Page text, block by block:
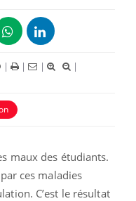
| | |
|
maux des étudiants.
ces maladies
C’est le résultat